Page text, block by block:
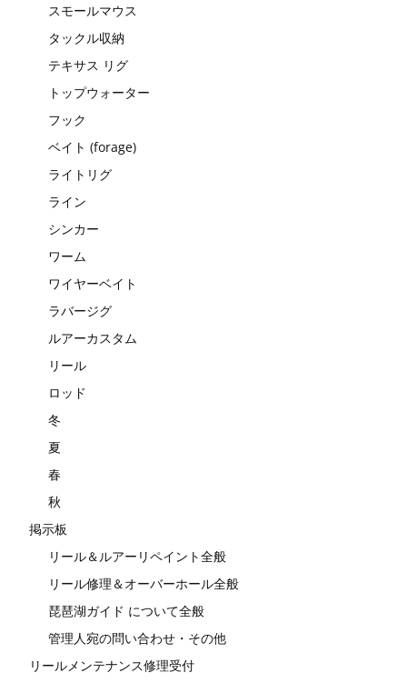
スモールマウス
タックル収納
テキサス リグ
トップウォーター
フック
ベイト (forage)
ライトリグ
ライン
シンカー
ワーム
ワイヤーベイト
ラバージグ
ルアーカスタム
リール
ロッド
冬
夏
春
秋
掲示板
リール＆ルアーリペイント全般
リール修理＆オーバーホール全般
琵琶湖ガイド について全般
管理人宛の問い合わせ・その他
リールメンテナンス修理受付